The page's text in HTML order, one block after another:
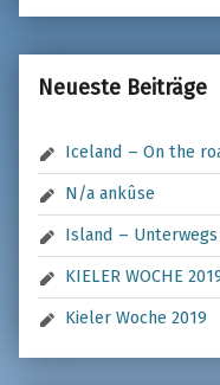
Neueste Beiträge
Iceland – On the
N/a ankûse
Island – Unterwegs
KIELER WOCHE
Kieler Woche 2019